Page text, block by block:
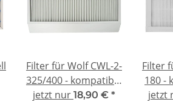
Filter für Wolf CWL-2-
325/400 - kompatibel
G4
jetzt nur 18,90 € *
Filter
180 -
jetzt